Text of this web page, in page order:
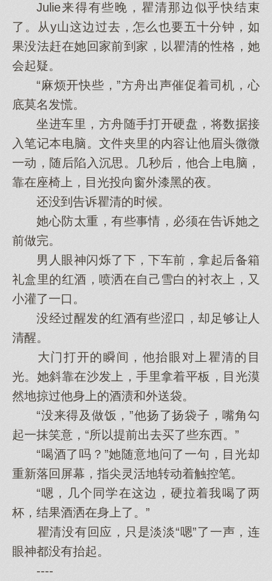
Julie来得有些晚，瞿清那边似乎快结束
了。从y山这边过去，怎么也要五十分钟，如
果没法赶在她回家前到家，以瞿清的性格，她
会起疑。
“麻烦开快些，”方舟出声催促着司机，心
底莫名发慌。
坐进车里，方舟随手打开硬盘，将数据接
入笔记本电脑。文件夹里的内容让他眉头微微
一动，随后陷入沉思。几秒后，他合上电脑，
靠在座椅上，目光投向窗外漆黑的夜。
还没到告诉瞿清的时候。
她心防太重，有些事情，必须在告诉她之
前做完。
男人眼神闪烁了下，下车前，拿起后备箱
礼盒里的红酒，喷洒在自己雪白的衬衣上，又
小灌了一口。
没经过醒发的红酒有些涩口，却足够让人
清醒。
大门打开的瞬间，他抬眼对上瞿清的目
光。她斜靠在沙发上，手里拿着平板，目光漠
然地掠过他身上的酒渍和外送袋。
“没来得及做饭，”他扬了扬袋子，嘴角勾
起一抹笑意，“所以提前出去买了些东西。”
“喝酒了吗？”她随意地问了一句，目光却
重新落回屏幕，指尖灵活地转动着触控笔。
“嗯，几个同学在这边，硬拉着我喝了两
杯，结果酒洒在身上了。”
瞿清没有回应，只是淡淡“嗯”了一声，连
眼神都没有抬起。
----